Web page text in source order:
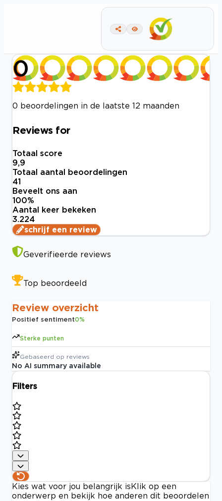
0
0 beoordelingen in de laatste 12 maanden
Reviews for
Totaal score
9,9
Totaal aantal beoordelingen
41
Beveelt ons aan
100%
Aantal keer bekeken
3.224
schrijf een review
Geverifieerde reviews
Top beoordeeld
Review overzicht
Positief sentiment0%
Sterke punten
Gebaseerd op reviews
No AI summary available
Filters
Kies wat voor jou belangrijk is Klik op een
onderwerp en bekijk hoe anderen dit beoordelen